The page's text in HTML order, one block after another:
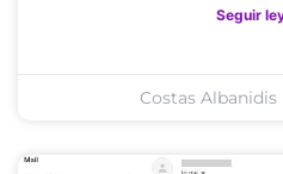
Seguir
Costas Albanidis